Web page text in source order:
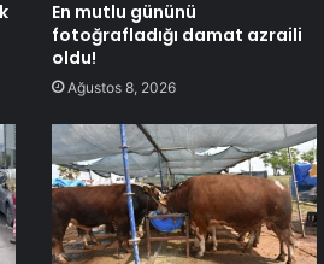
En mutlu gününü
fotoğrafladığı damat azraili
oldu!
Ağustos 8, 2026